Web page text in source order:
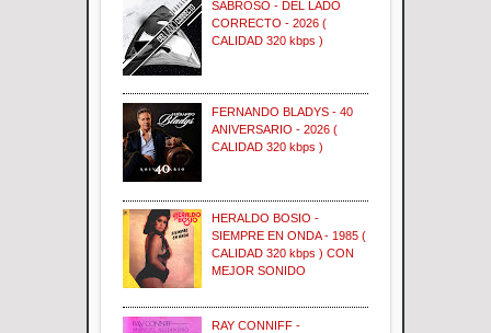
SABROSO - DEL LADO
CORRECTO - 2026 (
CALIDAD 320 kbps )
FERNANDO BLADYS - 40
ANIVERSARIO - 2026 (
CALIDAD 320 kbps )
HERALDO BOSIO -
SIEMPRE EN ONDA - 1985 (
CALIDAD 320 kbps ) CON
MEJOR SONIDO
RAY CONNIFF -